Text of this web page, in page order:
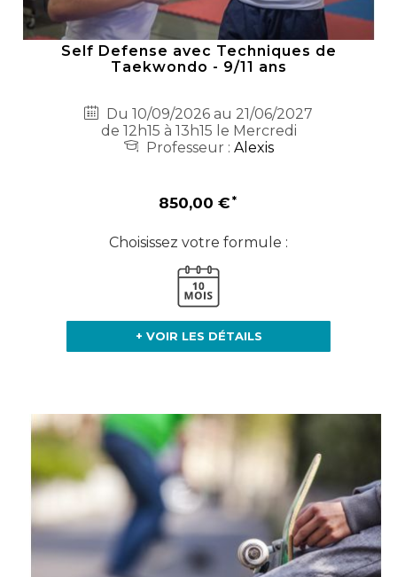
Self Defense avec Techniques de
Taekwondo - 9/11 ans
Du 10/09/2026 au 21/06/2027
de 12h15 à 13h15 le Mercredi
Professeur : Alexis
850,00 €
Choisissez votre formule :
+ VOIR LES DÉTAILS